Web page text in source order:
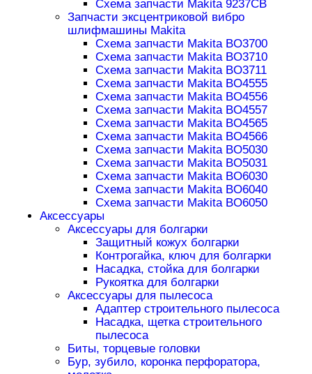
Схема запчасти Makita 9237CB
Запчасти эксцентриковой вибро
шлифмашины Makita
Схема запчасти Makita BO3700
Схема запчасти Makita BO3710
Схема запчасти Makita BO3711
Схема запчасти Makita BO4555
Схема запчасти Makita BO4556
Схема запчасти Makita BO4557
Схема запчасти Makita BO4565
Схема запчасти Makita BO4566
Схема запчасти Makita BO5030
Схема запчасти Makita BO5031
Схема запчасти Makita BO6030
Схема запчасти Makita BO6040
Схема запчасти Makita BO6050
Аксессуары
Аксессуары для болгарки
Защитный кожух болгарки
Контрогайка, ключ для болгарки
Насадка, стойка для болгарки
Рукоятка для болгарки
Аксессуары для пылесоса
Адаптер строительного пылесоса
Насадка, щетка строительного
пылесоса
Биты, торцевые головки
Бур, зубило, коронка перфоратора,